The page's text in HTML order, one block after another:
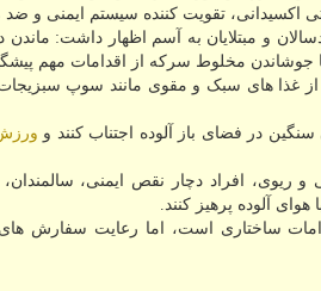
اکسیدانی، تقویت کننده سیستم ایمنی و
و مبتلایان به آسم اظهار داشت: ماندن
مخلوط سرکه از اقدامات مهم
از غذا های سبک و مقوی مانند سوپ
در فضای باز آلوده اجتناب کنند و
افراد دچار نقص ایمنی، سالمندان،
آلوده پرهیز کنند.
اقدامات ساختاری است، اما رعایت